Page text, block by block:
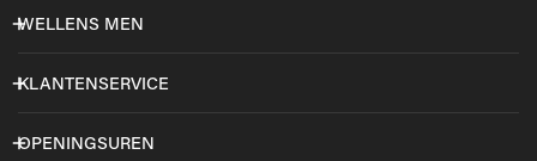
WELLENS MEN
KLANTENSERVICE
OPENINGSUREN